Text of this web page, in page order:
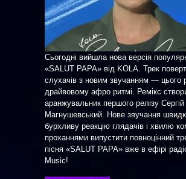
Сьогодні вийшла нова версія
«SALUT PAPA» від KOLA. Трек
слухачів з новим звучанням — цього
драйвовому афро ритмі. Ремікс
аранжувальник першого релізу Сергій
Магнушевський. Нове звучання
бурхливу реакцію глядачів і хвилю
проханнями випустити повноцінний
пісня «SALUT PAPA» вже в ефірі
Music!